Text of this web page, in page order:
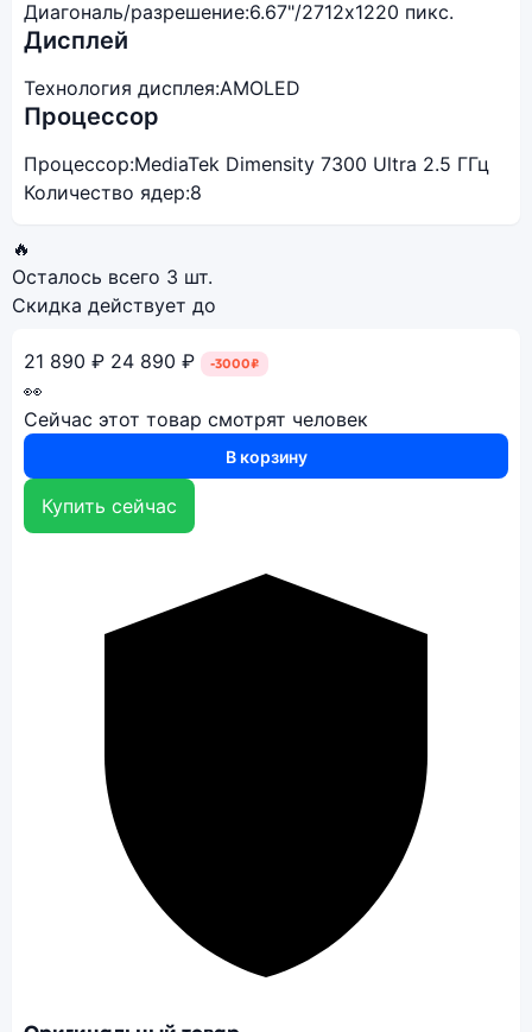
Диагональ/разрешение:6.67"/2712x1220 пикс.
Дисплей
Технология дисплея:AMOLED
Процессор
Процессор:MediaTek Dimensity 7300 Ultra 2.5 ГГц
Количество ядер:8
🔥
Осталось всего 3 шт.
Скидка действует до
21 890 ₽ 24 890 ₽ -3000₽
👀
Сейчас этот товар смотрят человек
В корзину
Купить сейчас